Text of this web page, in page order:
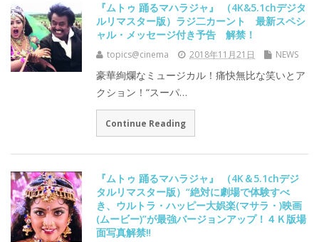
『ムトゥ 踊るマハラジャ』 （4K&5.1chデジタ
ルリマスター版）ラジ二カーント 最新スペシ
ャル・メッセージ付き予告 解禁！
topics@cinema 2018年11月21日 NEWS
豪華絢爛なミュージカル！痛快無比な笑いとア
クション！“スーパ…
Continue Reading
『ムトゥ 踊るマハラジャ』 （4K＆5.1chデジ
タルリマスター版）“絶対に劇場で体験すべ
き、ウルトラ・ハッピー大娯楽(マサラ・)映画
(ムービー)”が最強バージョンアップ！４Ｋ版場
面写真解禁‼